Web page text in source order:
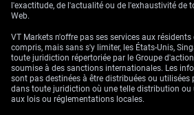
d’augmenter sensiblement l’exposition
ces données. Toute surprise haussière serait,
Même si l’indice de force relative (RSI) se situe
y voyons davantage le signe d’une forte
retournement imminent. Tout rebond vers la
yeux, une opportunité de vente ou de mise en
de type bear call. Tant que l’argent reste sous
mobiles, la tendance dominante demeure
l'exactitude, de l'actualité ou de l'exhaustivité de
Web.
VT Markets n'offre pas ses services aux
compris, mais sans s'y limiter, les États-Unis,
toute juridiction répertoriée par le Groupe
soumise à des sanctions internationales. Les
sont pas destinées à être distribuées ou
dans toute juridiction où une telle distribution
aux lois ou réglementations locales.